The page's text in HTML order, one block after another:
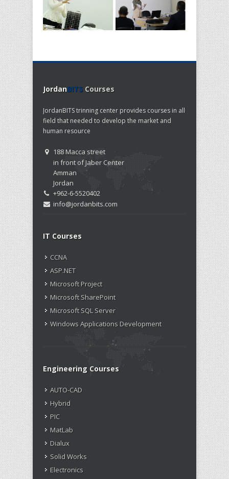
JordanBITS Courses
JordanBITS trinning center provides courses in all
field that needed to develop the market and
human resource
188 Macca street
in front of Jaber Center
Amman
Jordan
+962-6-5520402
info@jordanbits.com
IT Courses
CCNA
ASP.NET
Microsoft Project
Microsoft SharePoint
Microsoft SQL Server
Windows Applications Development
Engineering Courses
AUTO-CAD
Hybrid
PIC
MatLab
Dialux
Solid Works
Electronics